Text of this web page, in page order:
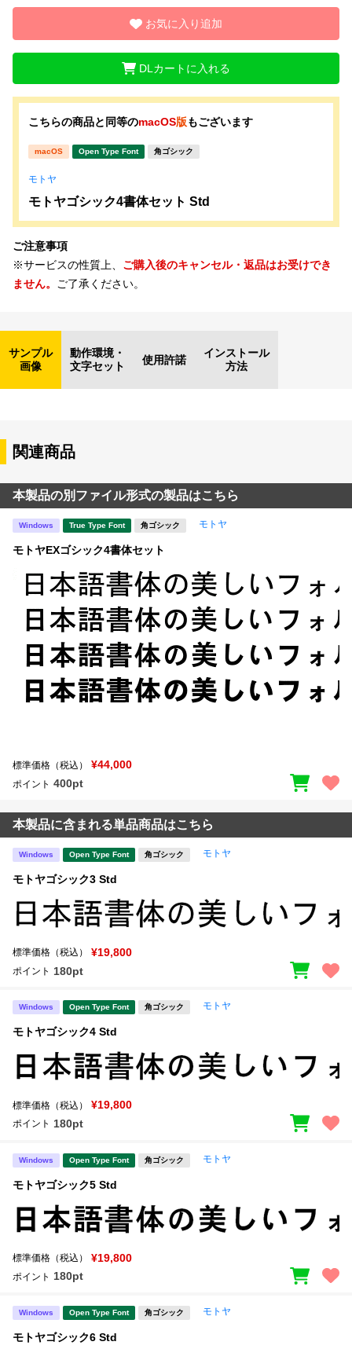
価格帯
リセット
お気に入り追加
DLカートに入れる
こちらの商品と同等のmacOS版もございます
macOS Open Type Font 角ゴシック
モトヤ
モトヤゴシック4書体セット Std
ご注意事項
※サービスの性質上、 ご購入後のキャンセル・返品はお受けでき
ません。 ご了承ください。
サンプル
画像
動作環境・
文字セット
使用許諾
インストール
方法
関連商品
本製品の別ファイル形式の製品はこちら
Windows True Type Font 角ゴシック モトヤ
モトヤEXゴシック4書体セット
標準価格（税込） ¥44,000
ポイント 400pt
本製品に含まれる単品商品はこちら
Windows Open Type Font 角ゴシック モトヤ
モトヤゴシック3 Std
標準価格（税込） ¥19,800
ポイント 180pt
Windows Open Type Font 角ゴシック モトヤ
モトヤゴシック4 Std
標準価格（税込） ¥19,800
ポイント 180pt
Windows Open Type Font 角ゴシック モトヤ
モトヤゴシック5 Std
標準価格（税込） ¥19,800
ポイント 180pt
Windows Open Type Font 角ゴシック モトヤ
モトヤゴシック6 Std